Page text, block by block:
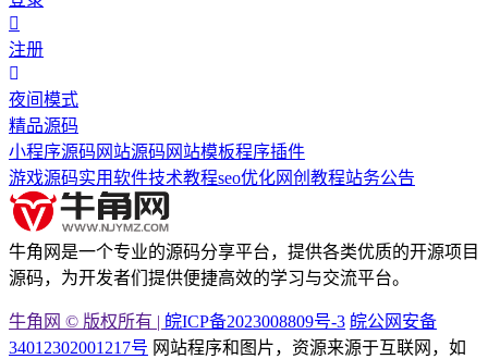
注册
夜间模式
精品源码
小程序源码 网站源码 网站模板程序插件
游戏源码实用软件技术教程seo优化网创教程站务公告
牛角网是一个专业的源码分享平台，提供各类优质的开源项目
源码，为开发者们提供便捷高效的学习与交流平台。
牛角网 © 版权所有 | 皖ICP备2023008809号-3 皖公网安备
34012302001217号 网站程序和图片，资源来源于互联网，如